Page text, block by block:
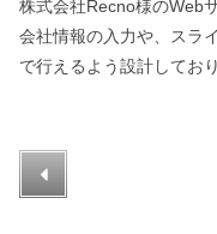
株式会社Recno様のWebサ
会社情報の入力や、スラ
で行えるよう設計してお